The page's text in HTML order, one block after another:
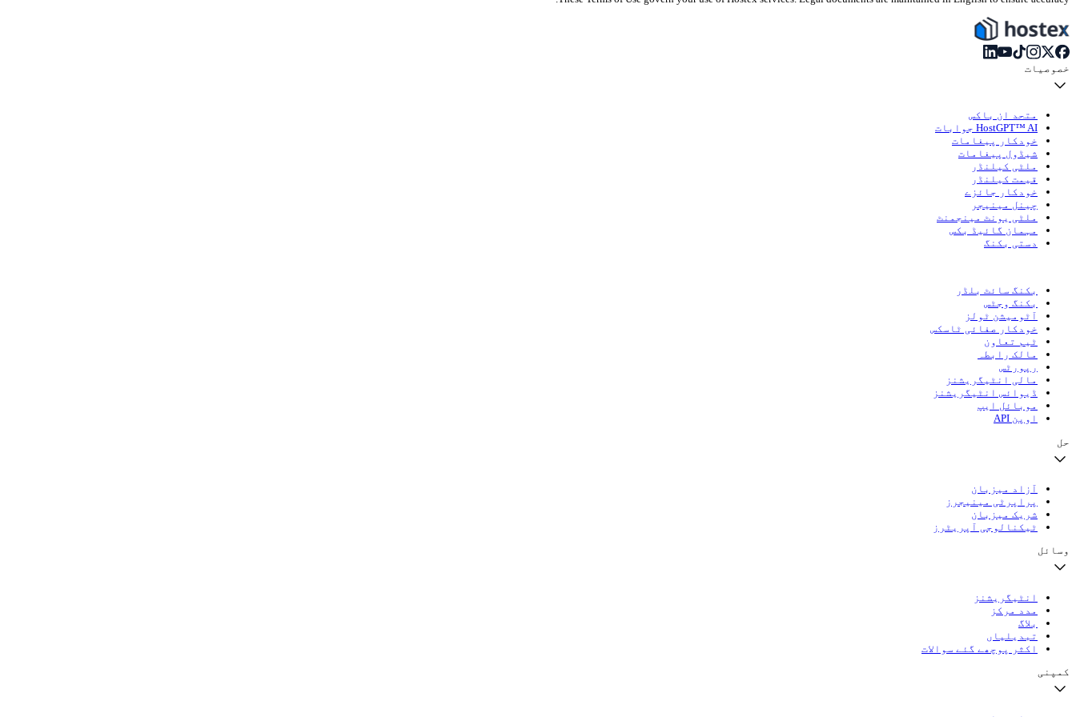
خصوصیات
متحد ان باکس
HostGPT™ AI جوابات
خودکار پیغامات
شیڈول پیغامات
ملٹی کیلنڈر
قیمت کیلنڈر
خودکار جائزے
چینل مینیجر
ملٹی یونٹ مینجمنٹ
مہمان گائیڈ بکس
دستی بکنگ
بکنگ سائٹ بلڈر
بکنگ وجٹس
آٹومیشن ٹولز
خودکار صفائی ٹاسکس
ٹیم تعاون
مالک رابطہ
رپورٹس
مالی انٹیگریشنز
ڈیوائس انٹیگریشنز
موبائل ایپ
اوپن API
حل
آزاد میزبان
پراپرٹی مینیجرز
شریک میزبان
ٹیکنالوجی آپریٹرز
وسائل
انٹیگریشنز
مدد مرکز
بلاگ
تبدیلیاں
اکثر پوچھے گئے سوالات
کمپنی